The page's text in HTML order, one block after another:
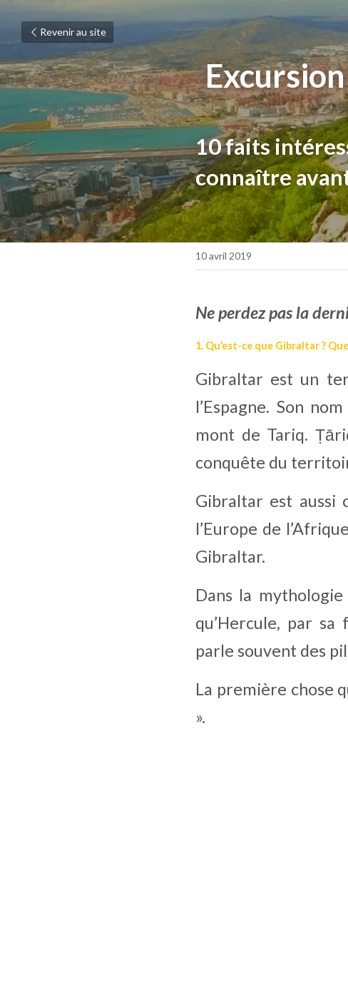
Revenir au site
10 faits
connaître
10 avril 2019
Ne perdez pas la
1. Qu’est-ce que Gibraltar ?
Gibraltar est un
l’Espagne. Son
mont de Tariq.
conquête du
Gibraltar est aussi
l’Europe de
Gibraltar.
Dans la mythologie
qu’Hercule, par
parle souvent des
La première chose
».